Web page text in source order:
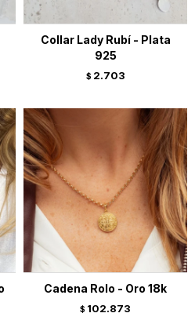
Collar Lady Rubí - Plata
925
$ 2.703
Cadena Rolo - Oro 18k
$ 102.873